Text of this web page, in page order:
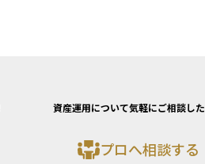
資産運用について気軽にご相談し
プロへ相談する